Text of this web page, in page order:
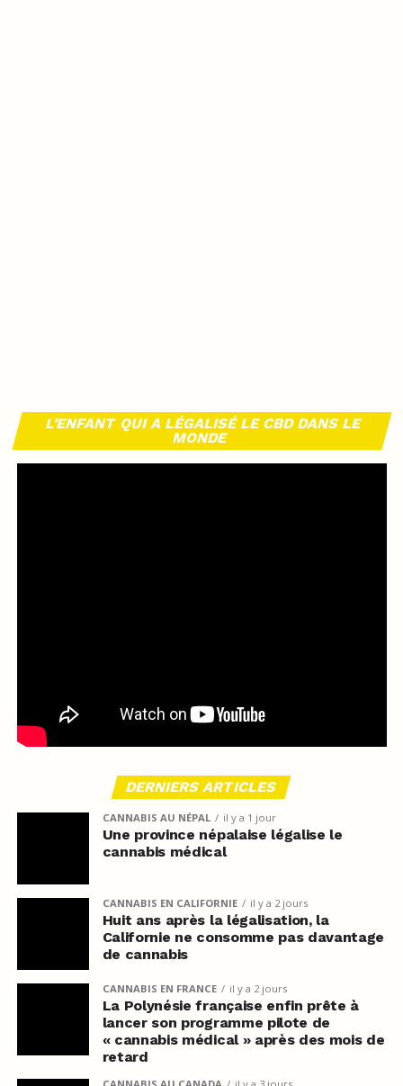
L’ENFANT QUI A LÉGALISÉ LE CBD DANS LE
MONDE
DERNIERS ARTICLES
CANNABIS AU NÉPAL il y a 1 jour
Une province népalaise légalise le
cannabis médical
CANNABIS EN CALIFORNIE il y a 2 jours
Huit ans après la légalisation, la
Californie ne consomme pas davantage
de cannabis
CANNABIS EN FRANCE il y a 2 jours
La Polynésie française enfin prête à
lancer son programme pilote de
« cannabis médical » après des mois de
retard